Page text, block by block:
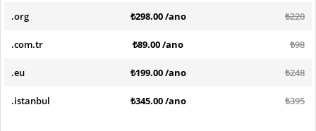
.org ₺298.00 /ano ₺220
.com.tr ₺89.00 /ano ₺98
.eu ₺199.00 /ano ₺248
.istanbul ₺345.00 /ano ₺395